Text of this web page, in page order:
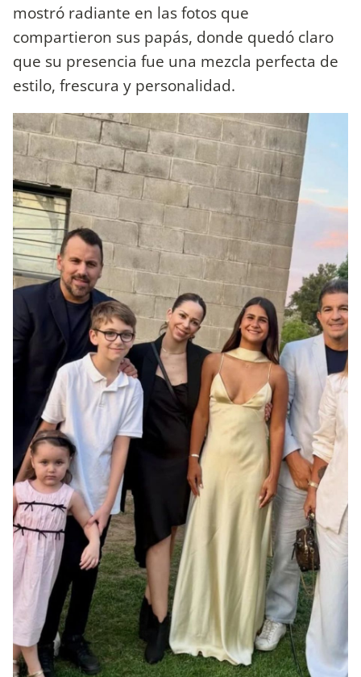
mostró radiante en las fotos que
compartieron sus papás, donde quedó claro
que su presencia fue una mezcla perfecta de
estilo, frescura y personalidad.